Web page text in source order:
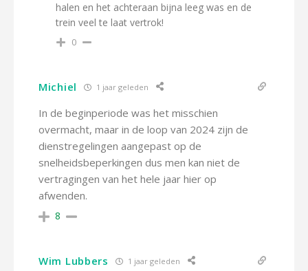
halen en het achteraan bijna leeg was en de
trein veel te laat vertrok!
0
Michiel 1 jaar geleden
In de beginperiode was het misschien
overmacht, maar in de loop van 2024 zijn de
dienstregelingen aangepast op de
snelheidsbeperkingen dus men kan niet de
vertragingen van het hele jaar hier op
afwenden.
8
Wim Lubbers 1 jaar geleden